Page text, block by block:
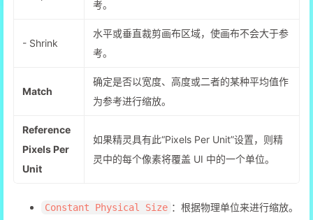
考。
- Shrink
水平或垂直裁剪画布区域，使画布不会大于参
考。
Match
确定是否以宽度、高度或二者的某种平均值作
为参考进行缩放。
Reference
Pixels Per
Unit
如果精灵具有此“Pixels Per Unit”设置，则精
灵中的每个像素将覆盖 UI 中的一个单位。
Constant Physical Size ：根据物理单位来进行缩放。